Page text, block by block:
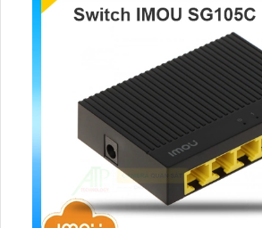
hệ thống camera IP.